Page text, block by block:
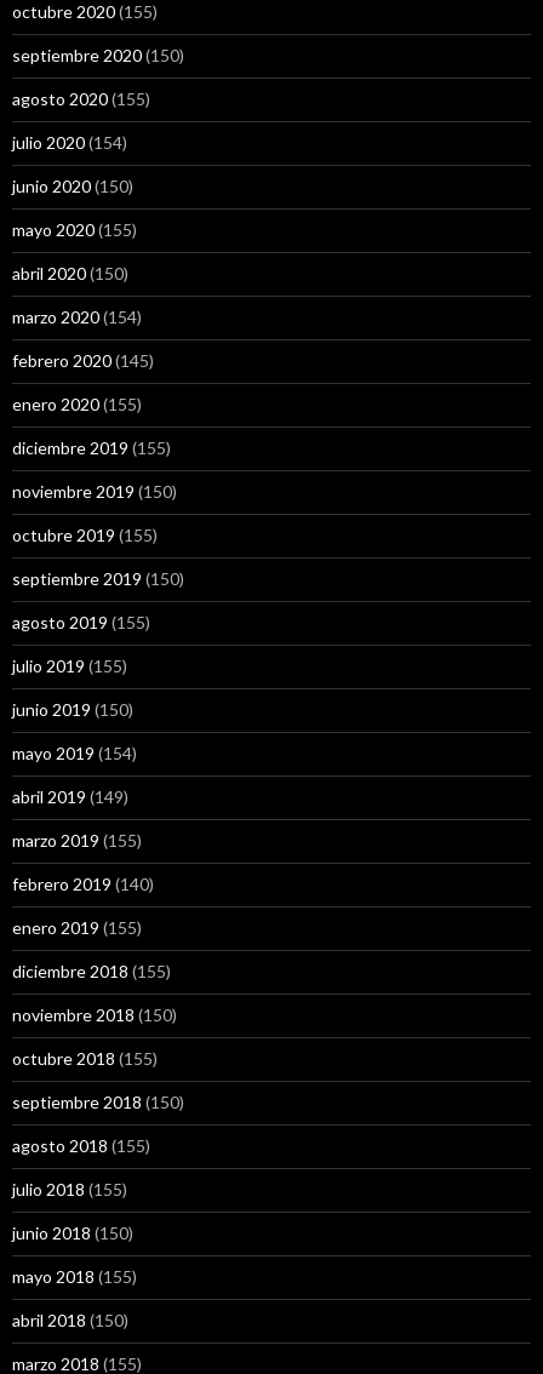
octubre 2020(155)
septiembre 2020(150)
agosto 2020(155)
julio 2020(154)
junio 2020(150)
mayo 2020(155)
abril 2020(150)
marzo 2020(154)
febrero 2020(145)
enero 2020(155)
diciembre 2019 (155)
noviembre 2019 (150)
octubre 2019 (155)
septiembre 2019 (150)
agosto 2019 (155)
julio 2019 (155)
junio 2019 (150)
mayo 2019 (154)
abril 2019 (149)
marzo 2019 (155)
febrero 2019 (140)
enero 2019 (155)
diciembre 2018 (155)
noviembre 2018 (150)
octubre 2018 (155)
septiembre 2018 (150)
agosto 2018 (155)
julio 2018 (155)
junio 2018 (150)
mayo 2018 (155)
abril 2018 (150)
marzo 2018 (155)